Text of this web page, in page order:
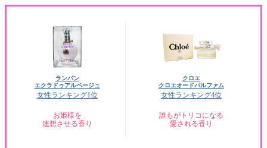
ランバン
エクラドゥアルページュ
女性ランキング1位
お姫様を
連想させる香り
クロエ
クロエオードパルファム
女性ランキング4位
誰もがトリコになる
愛される香り